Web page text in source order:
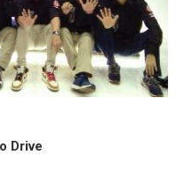
Drive